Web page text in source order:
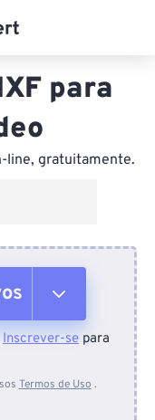
para
line, gratuitamente.
Inscrever-se para
Termos de Uso .